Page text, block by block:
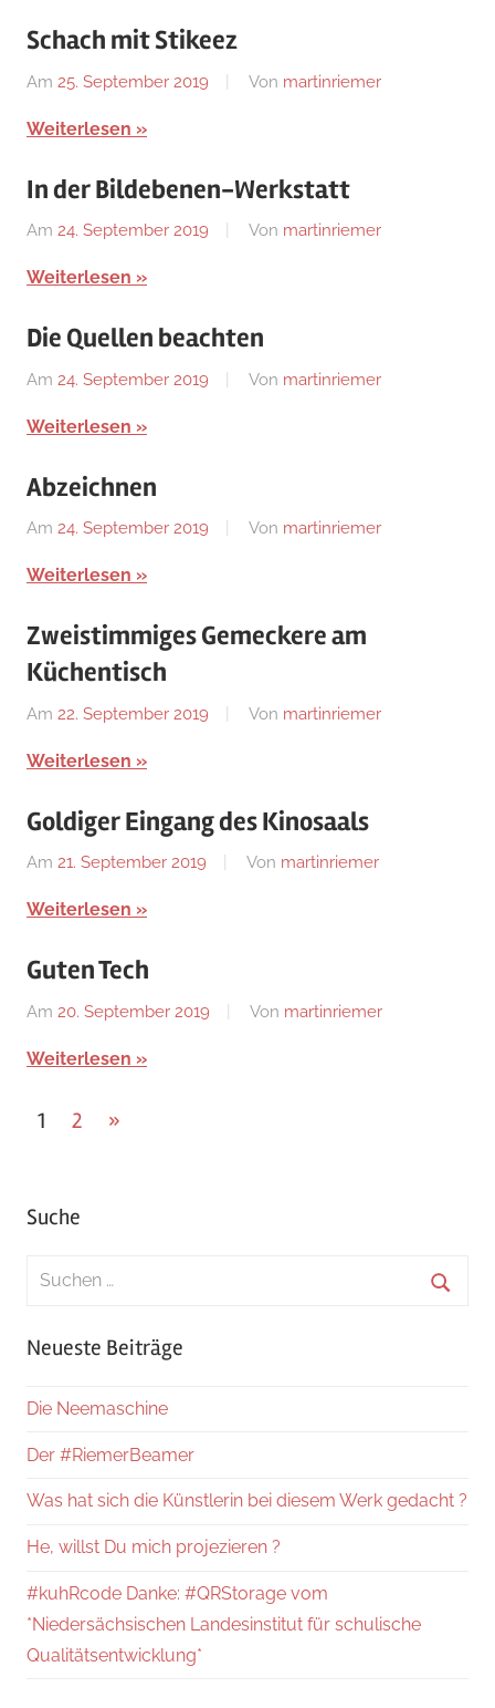
Schach mit Stikeez
Am 25. September 2019 Von martinriemer
Weiterlesen
In der Bildebenen-Werkstatt
Am 24. September 2019 Von martinriemer
Weiterlesen
Die Quellen beachten
Am 24. September 2019 Von martinriemer
Weiterlesen
Abzeichnen
Am 24. September 2019 Von martinriemer
Weiterlesen
Zweistimmiges Gemeckere am
Küchentisch
Am 22. September 2019 Von martinriemer
Weiterlesen
Goldiger Eingang des Kinosaals
Am 21. September 2019 Von martinriemer
Weiterlesen
Guten Tech
Am 20. September 2019 Von martinriemer
Weiterlesen
Beitragsnavigation
1 2
Nächste
»
Suche
Suchen
Neueste Beiträge
Die Neemaschine
Der #RiemerBeamer
Was hat sich die Künstlerin bei diesem Werk gedacht ?
He, willst Du mich projezieren ?
#kuhRcode Danke: #QRStorage vom
*Niedersächsischen Landesinstitut für schulische
Qualitätsentwicklung*